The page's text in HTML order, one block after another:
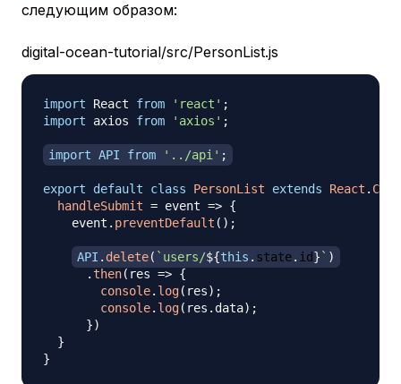
следующим образом:
digital-ocean-tutorial/src/PersonList.js
import React from 'react' ;
import
axios from 'axios' ;
import API from '../api' ;
export default class PersonList extends React .
handleSubmit = event => {
    event
. preventDefault ( ) ;
API . delete( ` users/${this . state. id} ` )
.then( res => {
console. log( res) ;
console. log( res . data) ;
})
}
}